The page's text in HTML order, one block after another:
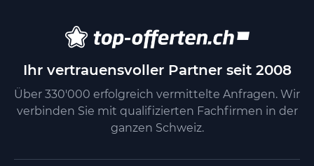
Ihr vertrauensvoller Partner seit 2008
Über 330'000 erfolgreich vermittelte Anfragen. Wir
verbinden Sie mit qualifizierten Fachfirmen in der
ganzen Schweiz.